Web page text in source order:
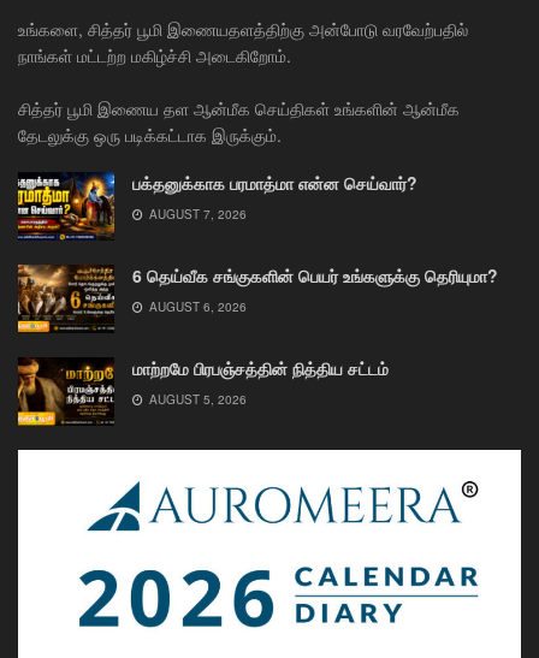
உங்களை, சித்தர் பூமி இணையதளத்திற்கு அன்போடு வரவேற்பதில்
நாங்கள் மட்டற்ற மகிழ்ச்சி அடைகிறோம்.
சித்தர் பூமி இணைய தள ஆன்மீக செய்திகள் உங்களின் ஆன்மீக
தேடலுக்கு ஒரு படிக்கட்டாக இருக்கும்.
பக்தனுக்காக பரமாத்மா என்ன செய்வார்?
AUGUST 7, 2026
6 தெய்வீக சங்குகளின் பெயர் உங்களுக்கு தெரியுமா?
AUGUST 6, 2026
மாற்றமே பிரபஞ்சத்தின் நித்திய சட்டம்
AUGUST 5, 2026